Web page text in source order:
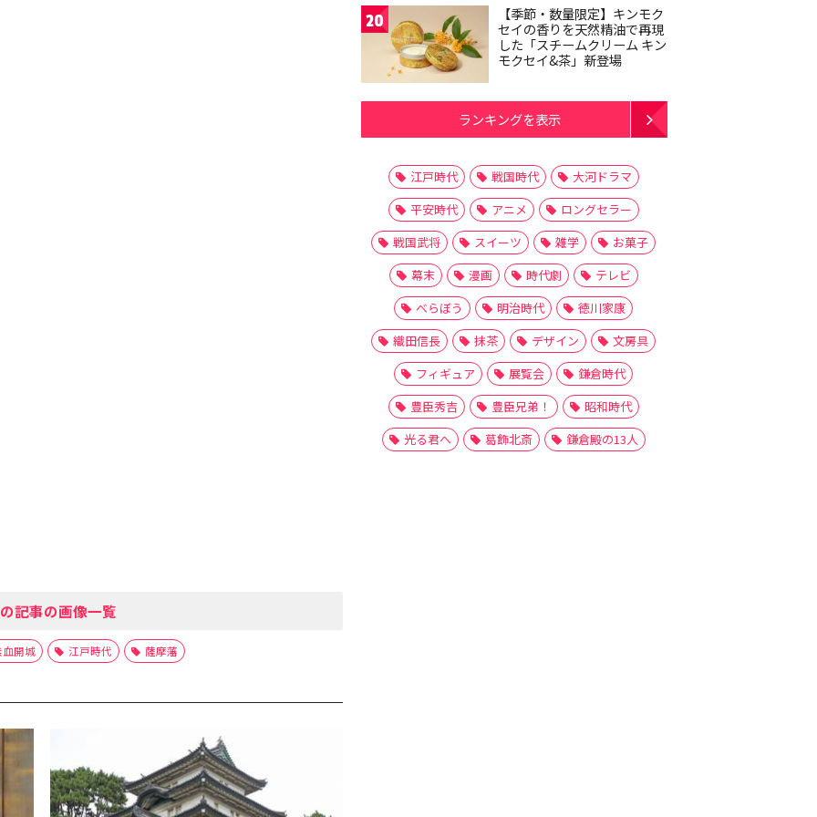
記事の画像一覧
血開城 江戸時代 薩摩藩
20
【季節・数量限定】キンモク
セイの香りを天然精油で再現
した「スチームクリーム キン
モクセイ&茶」新登場
ランキングを表示
江戸時代 戦国時代
大河ドラマ
平安時代
アニメ
ロングセラー
戦国武将
スイーツ 雑学
お菓子
幕末
漫画 時代劇
テレビ
べらぼう
明治時代
徳川家康
織田信長
抹茶 デザイン
文房具
フィギュア
展覧会
鎌倉時代
豊臣秀吉
豊臣兄弟！
昭和時代
光る君へ
葛飾北斎 鎌倉殿の13人